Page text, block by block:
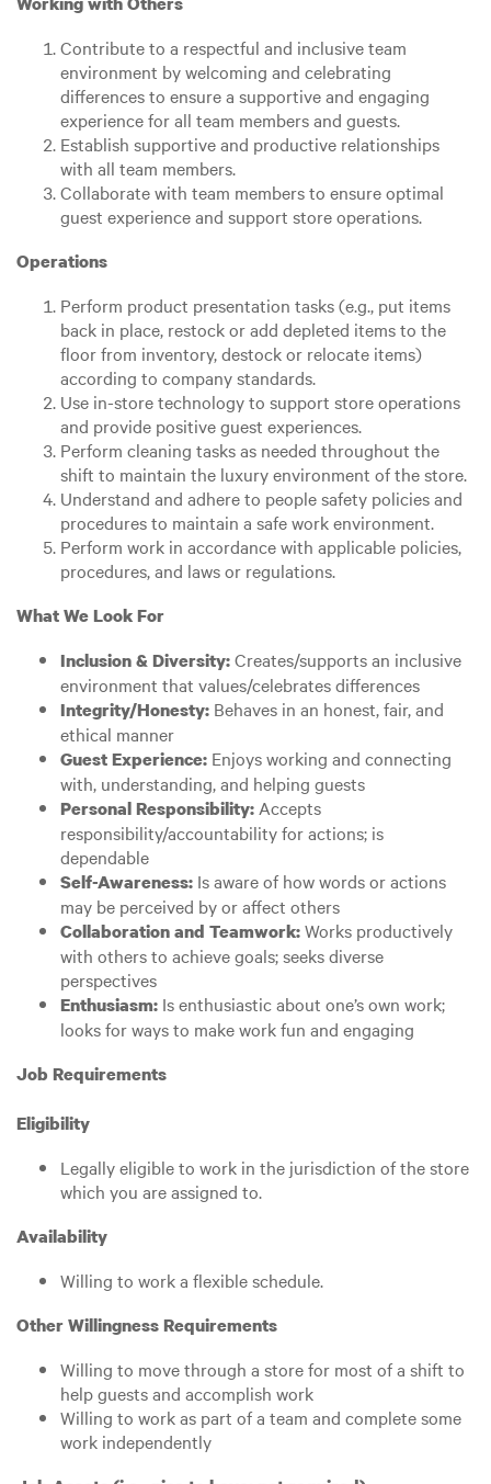
Contribute to a respectful and inclusive team
environment by welcoming and celebrating
differences to ensure a supportive and engaging
experience for all team members and guests.
Establish supportive and productive relationships
with all team members.
Collaborate with team members to ensure optimal
guest experience and support store operations.
Operations
Perform product presentation tasks (e.g., put items
back in place, restock or add depleted items to the
floor from inventory, destock or relocate items)
according to company standards.
Use in-store technology to support store operations
and provide positive guest experiences.
Perform cleaning tasks as needed throughout the
shift to maintain the luxury environment of the store.
Understand and adhere to people safety policies and
procedures to maintain a safe work environment.
Perform work in accordance with applicable policies,
procedures, and laws or regulations.
What We Look For
Inclusion & Diversity:Creates/supports an inclusive
environment that values/celebrates differences
Integrity/Honesty: Behaves in an honest, fair, and
ethical manner
Guest Experience: Enjoys working and connecting
with, understanding, and helping guests
Personal Responsibility: Accepts
responsibility/accountability for actions; is
dependable
Self-Awareness: Is aware of how words or actions
may be perceived by or affect others
Collaboration and Teamwork:Works productively
with others to achieve goals; seeks diverse
perspectives
Enthusiasm: Is enthusiastic about one’s own work;
looks for ways to make work fun and engaging
Job Requirements
Eligibility
Legally eligible to work in the jurisdiction of the store
which you are assigned to.
Availability
Willing to work a flexible schedule.
Other Willingness Requirements
Willing to move through a store for most of a shift to
help guests and accomplish work
Willing to work as part of a team and complete some
work independently